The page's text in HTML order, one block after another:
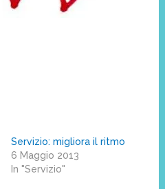
Servizio: migliora il ritmo
6 Maggio 2013
In "Servizio"